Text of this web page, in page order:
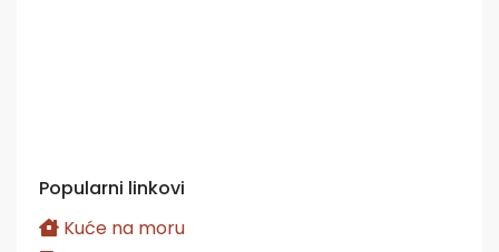
Popularni linkovi
Kuće na moru